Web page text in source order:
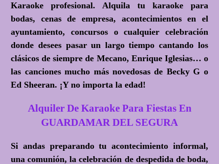
Karaoke profesional. Alquila tu karaoke para
bodas, cenas de empresa, acontecimientos en el
ayuntamiento, concursos o cualquier celebración
donde desees pasar un largo tiempo cantando los
clásicos de siempre de Mecano, Enrique Iglesias… o
las canciones mucho más novedosas de Becky G o
Ed Sheeran. ¡Y no importa la edad!
Alquiler De Karaoke Para Fiestas En
GUARDAMAR DEL SEGURA
Si andas preparando tu acontecimiento informal,
una comunión, la celebración de despedida de boda,